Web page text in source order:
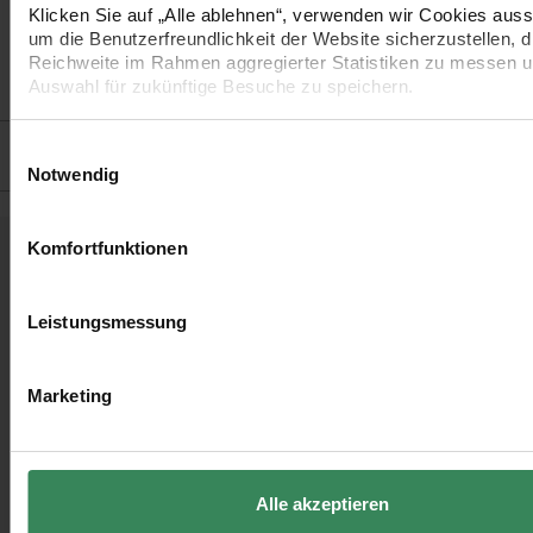
Klicken Sie auf „Alle ablehnen“, verwenden wir Cookies
um die Benutzerfreundlichkeit der Website sicherzustellen,
Reichweite im Rahmen aggregierter Statistiken zu messen
Auswahl für zukünftige Besuche zu speichern.
Ihre Einwilligung ist freiwillig und kann jederzeit über den
Informationen zu den verwendeten Technologien und den
Notwendig
Komfortfunktionen
Leistungsmessung
Marketing
Alle akzeptieren
Verbrauch: Größe 38/40 = ca. 250g
Pflege: Handwäsche
Made in Peru
Strickanleitung